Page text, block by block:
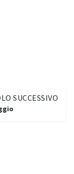
SUCCESSIVO